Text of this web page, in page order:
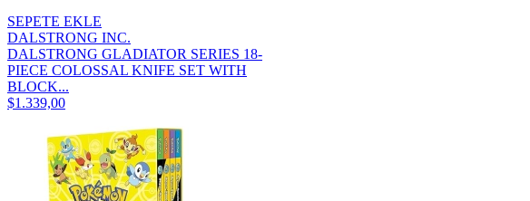
SEPETE EKLE
DALSTRONG INC.
DALSTRONG GLADIATOR SERIES 18-
PIECE COLOSSAL KNIFE SET WITH
BLOCK...
$1.339,00